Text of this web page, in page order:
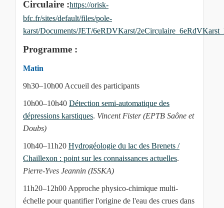
Circulaire :https://orisk-
bfc.fr/sites/default/files/pole-
karst/Documents/JET/6eRDVKarst/
Programme :
Matin
9h30–10h00 Accueil des participants
10h00–10h40 Détection semi-automatique des
dépressions karstiques. Vincent Fister (EPTB Saône et
Doubs)
10h40–11h20 Hydrogéologie du lac des Brenets /
Chaillexon : point sur les connaissances actuelles.
Pierre-Yves Jeannin (ISSKA)
11h20–12h00 Approche physico-chimique multi-
échelle pour quantifier l'origine de l'eau des crues dans